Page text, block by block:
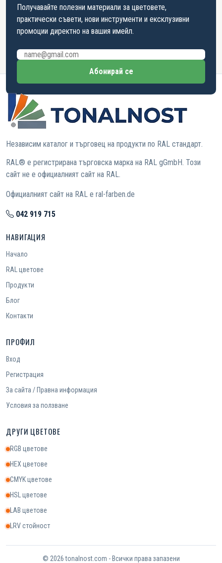
Получавайте полезни материали за цветовете,
практически съвети, нови инструменти и ексклузивни
промоции директно на вашия имейл.
Имейл адрес
Абонирай се
Независим каталог и търговец на продукти по RAL стандарт.
RAL® е регистрирана търговска марка на RAL gGmbH. Този
сайт не е официалният сайт на RAL.
Официалният сайт на RAL е ral-farben.de
042 919 715
НАВИГАЦИЯ
Начало
RAL цветове
Продукти
Блог
Контакти
ПРОФИЛ
Вход
Регистрация
За сайта / Правна информация
Условия за ползване
ДРУГИ ЦВЕТОВЕ
RGB цветове
HEX цветове
CMYK цветове
HSL цветове
LAB цветове
LRV стойност
© 2026 tonalnost.com - Всички права запазени